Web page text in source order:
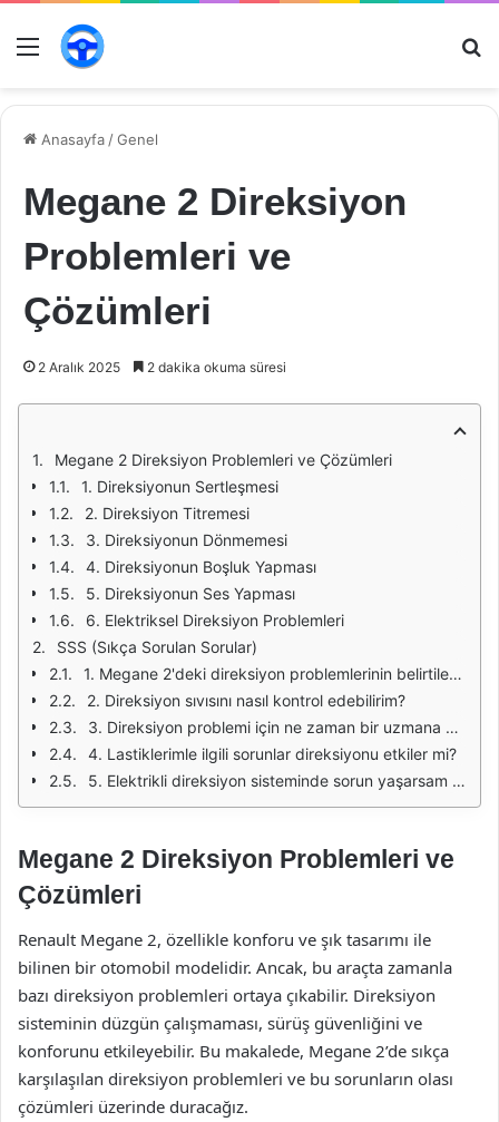
Menü
Anasayfa /Genel
Megane 2 Direksiyon
Problemleri ve
Çözümleri
2 Aralık 2025 2 dakika okuma süresi
Megane 2 Direksiyon Problemleri ve Çözümleri
1. Direksiyonun Sertleşmesi
2. Direksiyon Titremesi
3. Direksiyonun Dönmemesi
4. Direksiyonun Boşluk Yapması
5. Direksiyonun Ses Yapması
6. Elektriksel Direksiyon Problemleri
SSS (Sıkça Sorulan Sorular)
1. Megane 2'deki direksiyon problemlerinin belirtileri nelerdir?
2. Direksiyon sıvısını nasıl kontrol edebilirim?
3. Direksiyon problemi için ne zaman bir uzmana başvurmalıyım?
4. Lastiklerimle ilgili sorunlar direksiyonu etkiler mi?
5. Elektrikli direksiyon sisteminde sorun yaşarsam ne yapmalıyım?
Megane 2 Direksiyon Problemleri ve
Çözümleri
Renault Megane 2, özellikle konforu ve şık tasarımı ile
bilinen bir otomobil modelidir. Ancak, bu araçta zamanla
bazı direksiyon problemleri ortaya çıkabilir. Direksiyon
sisteminin düzgün çalışmaması, sürüş güvenliğini ve
konforunu etkileyebilir. Bu makalede, Megane 2’de sıkça
karşılaşılan direksiyon problemleri ve bu sorunların olası
çözümleri üzerinde duracağız.